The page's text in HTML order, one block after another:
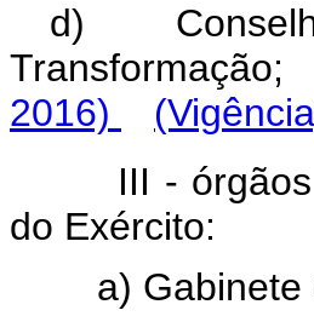
d)
2016)
III -
do Exército:
a)